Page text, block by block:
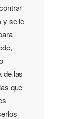
y se le
de las
que